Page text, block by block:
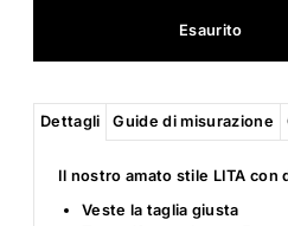
Dettagli Guide di misurazione
Il nostro amato stile LITA con
Veste la taglia giusta